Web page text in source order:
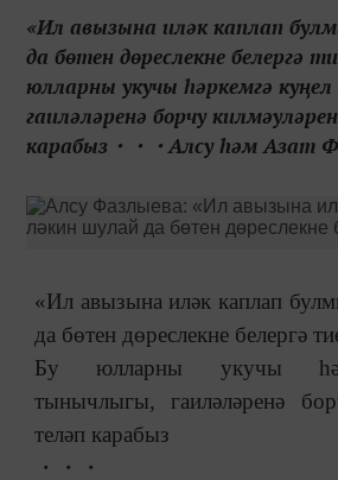
«Ил авызына иләк каплап
да бөтен дөреслекне белергә
юлларны укучы hәркемгә
гаиләләренә борчу
карабыз・・・Алсу һәм Азат
«Ил авызына иләк каплап
да бөтен дөреслекне белергә
Бу юлларны укучы
тынычлыгы, гаиләләренә
теләп карабыз
・・・